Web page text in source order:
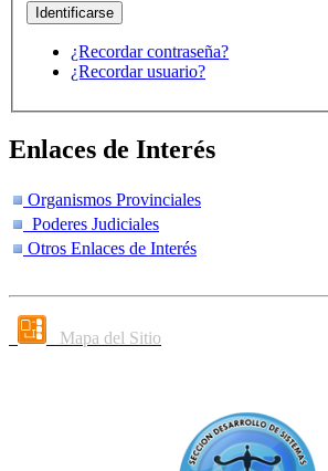
¿Recordar contraseña?
¿Recordar usuario?
Enlaces de Interés
Organismos Provinciales
Poderes Judiciales
Otros Enlaces de Interés
Mapa del Sitio